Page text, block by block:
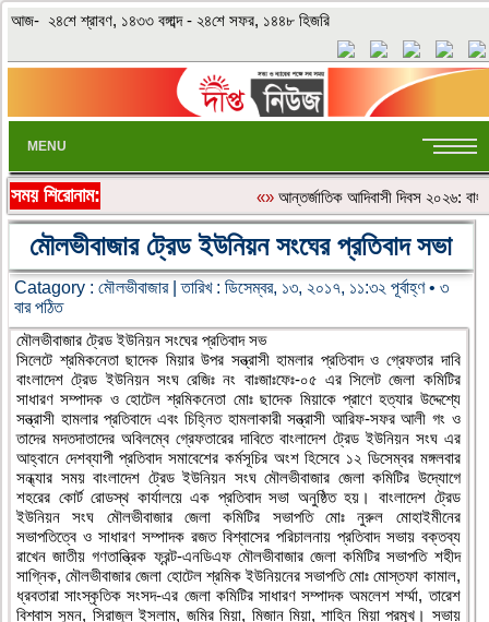
আজ- ২৪শে শ্রাবণ, ১৪৩৩ বঙ্গাব্দ - ২৪শে সফর, ১৪৪৮ হিজরি
MENU
সময় শিরোনাম: «»আন্তর্জাতিক আদিবাসী দিবস ২০২৬:
মৌলভীবাজার ট্রেড ইউনিয়ন সংঘের প্রতিবাদ সভা
Catagory : মৌলভীবাজার| তারিখ : ডিসেম্বর, ১৩, ২০১৭, ১১:৩২ পূর্বাহ্ণ • ৩
বার পঠিত
মৌলভীবাজার ট্রেড ইউনিয়ন সংঘের প্রতিবাদ সভ
সিলেটে শ্রমিকনেতা ছাদেক মিয়ার উপর সন্ত্রাসী হামলার প্রতিবাদ ও গ্রেফতার দাবি
বাংলাদেশ ট্রেড ইউনিয়ন সংঘ রেজিঃ নং বাঃজাঃফেঃ-০৫ এর সিলেট জেলা কমিটির
সাধারণ সম্পাদক ও হোটেল শ্রমিকনেতা মোঃ ছাদেক মিয়াকে প্রাণে হত্যার উদ্দেশ্যে
সন্ত্রাসী হামলার প্রতিবাদে এবং চিহ্নিত হামলাকারী সন্ত্রাসী আরিফ-সফর আলী গং ও
তাদের মদতদাতাদের অবিলম্বে গ্রেফতারের দাবিতে বাংলাদেশ ট্রেড ইউনিয়ন সংঘ এর
আহ্বানে দেশব্যাপী প্রতিবাদ সমাবেশের কর্মসূচির অংশ হিসেবে ১২ ডিসেম্বর মঙ্গলবার
সন্ধ্যার সময় বাংলাদেশ ট্রেড ইউনিয়ন সংঘ মৌলভীবাজার জেলা কমিটির উদ্যোগে
শহরের কোর্ট রোডস্থ কার্যালয়ে এক প্রতিবাদ সভা অনুষ্ঠিত হয়। বাংলাদেশ ট্রেড
ইউনিয়ন সংঘ মৌলভীবাজার জেলা কমিটির সভাপতি মোঃ নুরুল মোহাইমীনের
সভাপতিত্বে ও সাধারণ সম্পাদক রজত বিশ্বাসের পরিচালনায় প্রতিবাদ সভায় বক্তব্য
রাখেন জাতীয় গণতান্ত্রিক ফ্রন্ট-এনডিএফ মৌলভীবাজার জেলা কমিটির সভাপতি শহীদ
সাগ্নিক, মৌলভীবাজার জেলা হোটেল শ্রমিক ইউনিয়নের সভাপতি মোঃ মোস্তফা কামাল,
ধ্রবতারা সাংস্কৃতিক সংসদ-এর জেলা কমিটির সাধারণ সম্পাদক অমলেশ শর্ম্মা, তারেশ
বিশ্বাস সুমন, সিরাজুল ইসলাম, জমির মিয়া, মিজান মিয়া, শাহিন মিয়া প্রমূখ। সভায়